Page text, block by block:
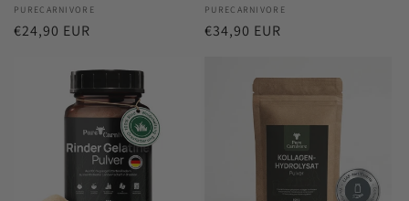
Anbieter:
PURECARNIVORE
Normaler
€24,90 EUR
Anbieter:
PURECARNIVORE
Normaler
€34,90 EUR